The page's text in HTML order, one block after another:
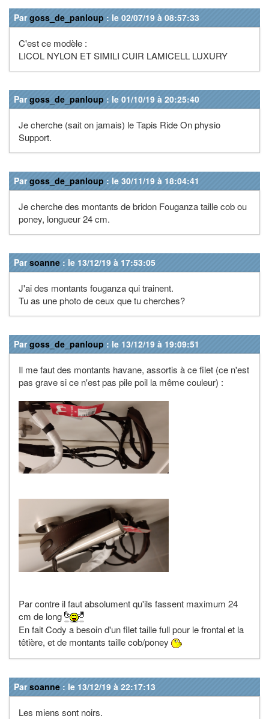
Pargoss_de_panloup : le 02/07/19 à 08:57:33
C'est ce modèle :
LICOL NYLON ET SIMILI CUIR LAMICELL LUXURY
Pargoss_de_panloup : le 01/10/19 à 20:25:40
Je cherche (sait on jamais) le Tapis Ride On physio
Support.
Pargoss_de_panloup : le 30/11/19 à 18:04:41
Je cherche des montants de bridon Fouganza taille cob ou
poney, longueur 24 cm.
Parsoanne : le 13/12/19 à 17:53:05
J'ai des montants fouganza qui trainent.
Tu as une photo de ceux que tu cherches?
Pargoss_de_panloup : le 13/12/19 à 19:09:51
Il me faut des montants havane, assortis à ce filet (ce n'est
pas grave si ce n'est pas pile poil la même couleur) :
Par contre il faut absolument qu'ils fassent maximum 24
cm de long
En fait Cody a besoin d'un filet taille full pour le frontal et la
têtière, et de montants taille cob/poney
Parsoanne : le 13/12/19 à 22:17:13
Les miens sont noirs.